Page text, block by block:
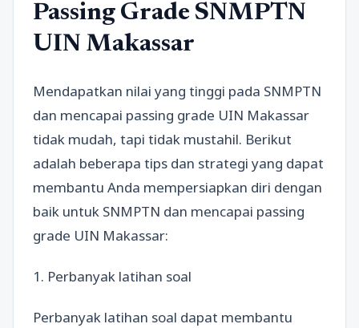
Passing Grade SNMPTN
UIN Makassar
Mendapatkan nilai yang tinggi pada SNMPTN
dan mencapai passing grade UIN Makassar
tidak mudah, tapi tidak mustahil. Berikut
adalah beberapa tips dan strategi yang dapat
membantu Anda mempersiapkan diri dengan
baik untuk SNMPTN dan mencapai passing
grade UIN Makassar:
1. Perbanyak latihan soal
Perbanyak latihan soal dapat membantu